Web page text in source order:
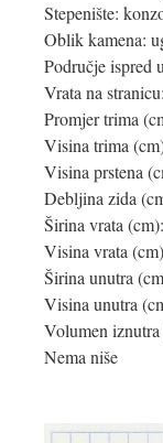
Stepenište:
Oblik kamena:
Područje ispred
Vrata na
Promjer trima
Visina trima
Visina prstena
Debljina zida
Širina vrata
Visina vrata
Širina unutra
Visina unutra
Volumen
Nema niše